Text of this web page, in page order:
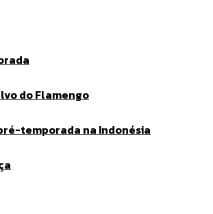
do Flamengo
temporada na Indonésia